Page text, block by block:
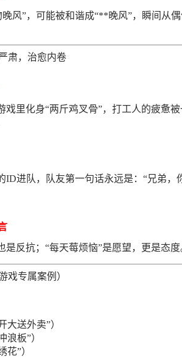
风”，可能被和谐成“**晚风”，瞬间从偶
肃，治愈内卷
戏里化身“两斤鸡叉骨”，打工人的疲惫被
ID进队，队友第一句话永远是：“兄弟，
是反抗；“每天莓烦恼”是愿望，更是态度
戏专属案例）
大送外卖”）
浪板”）
花”）